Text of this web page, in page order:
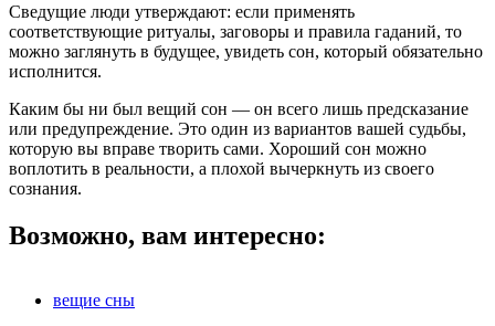
Сведущие люди утверждают: если применять
соответствующие ритуалы, заговоры и правила гаданий, то
можно заглянуть в будущее, увидеть сон, который обязательно
исполнится.
Каким бы ни был вещий сон — он всего лишь предсказание
или предупреждение. Это один из вариантов вашей судьбы,
которую вы вправе творить сами. Хороший сон можно
воплотить в реальности, а плохой вычеркнуть из своего
сознания.
Возможно, вам интересно:
вещие сны